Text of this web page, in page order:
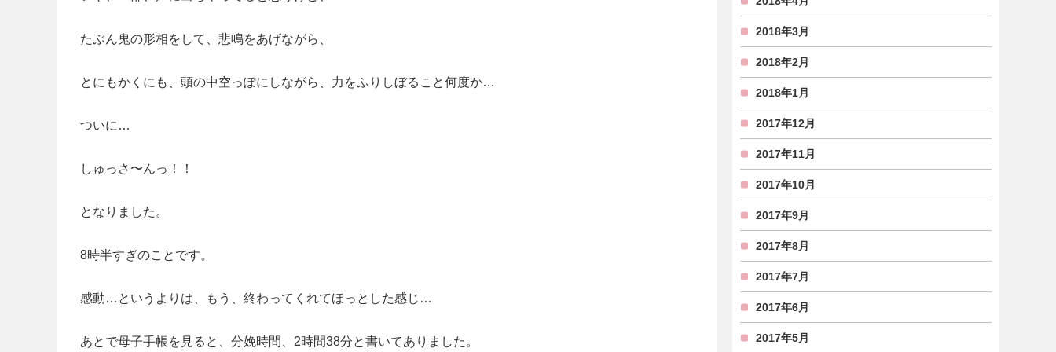
たぶん鬼の形相をして、悲鳴をあげながら、
とにもかくにも、頭の中空っぽにしながら、力をふりしぼること何度か…
ついに…
しゅっさ〜んっ！！
となりました。
8時半すぎのことです。
感動…というよりは、もう、終わってくれてほっとした感じ…
あとで母子手帳を見ると、分娩時間、2時間38分と書いてありました。
2018年3月
2018年2月
2018年1月
2017年12月
2017年11月
2017年10月
2017年9月
2017年8月
2017年7月
2017年6月
2017年5月